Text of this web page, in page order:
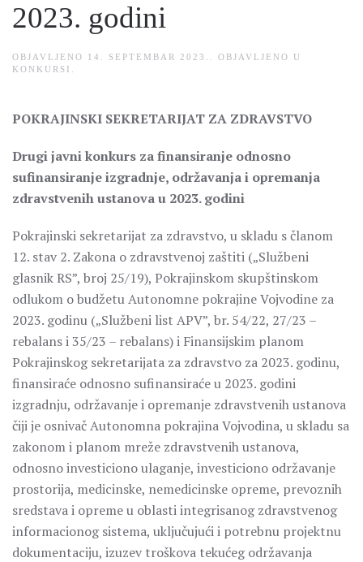
2023. godini
OBJAVLJENO 14. SEPTEMBAR 2023.
. OBJAVLJENO U
KONKURSI
POKRAJINSKI SEKRETARIJAT ZA ZDRAVSTVO
Drugi javni konkurs za finansiranje odnosno
sufinansiranje izgradnje, održavanja i opremanja
zdravstvenih ustanova u 2023. godini
Pokrajinski sekretarijat za zdravstvo, u skladu s članom
12. stav 2. Zakona o zdravstvenoj zaštiti („Službeni
glasnik RS”, broj 25/19), Pokrajinskom skupštinskom
odlukom o budžetu Autonomne pokrajine Vojvodine za
2023. godinu („Službeni list APV”, br. 54/22, 27/23 –
rebalans i 35/23 – rebalans) i Finansijskim planom
Pokrajinskog sekretarijata za zdravstvo za 2023. godinu,
finansiraće odnosno sufinansiraće u 2023. godini
izgradnju, održavanje i opremanje zdravstvenih ustanova
čiji je osnivač Autonomna pokrajina Vojvodina, u skladu sa
zakonom i planom mreže zdravstvenih ustanova,
odnosno investiciono ulaganje, investiciono održavanje
prostorija, medicinske, nemedicinske opreme, prevoznih
sredstava i opreme u oblasti integrisanog zdravstvenog
informacionog sistema, uključujući i potrebnu projektnu
dokumentaciju, izuzev troškova tekućeg održavanja